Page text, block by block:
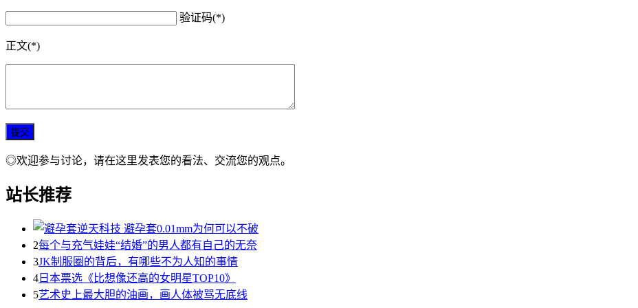
验证码(*)
正文(*)
◎欢迎参与讨论，请在这里发表您的看法、交流您的观点。
站长推荐
2每个与充气娃娃“结婚”的男人都有自己的无奈
3JK制服圈的背后，有哪些不为人知的事情
4 日本票选《比想像还高的女明星TOP10》
5艺术史上最大胆的油画，画人体被骂无底线